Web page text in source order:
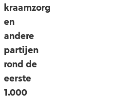
kraamzorg
en
andere
partijen
rond de
eerste
1.000